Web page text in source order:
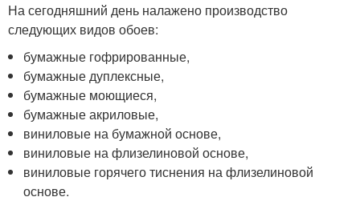
На сегодняшний день налажено производство
следующих видов обоев:
бумажные гофрированные,
бумажные дуплексные,
бумажные моющиеся,
бумажные акриловые,
виниловые на бумажной основе,
виниловые на флизелиновой основе,
виниловые горячего тиснения на флизелиновой
основе.